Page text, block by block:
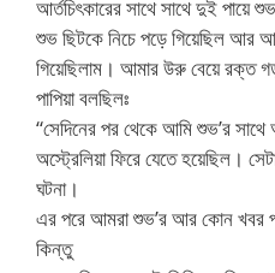
আর্তচিৎকারের সাথে সাথে দুই পায়ে
শুভ ছিটকে নিচে পড়ে গিয়েছিল আর
গিয়েছিলাম। আমার উরু বেয়ে রক্ত
পাপিয়া বলছিলঃ
“সেদিনের পর থেকে আমি শুভ’র
অস্ট্রেলিয়া ফিরে যেতে হয়েছিল।
ঘটনা।
এর পরে আমরা শুভ’র আর কোন খবর
কিন্তু